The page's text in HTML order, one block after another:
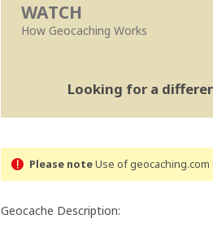
WATCH
How Geocaching Works
Looking for a
Please noteUse of
Geocache Description: